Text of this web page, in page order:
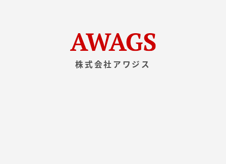
連絡や業務のご案内やご質問に対する回答として、電
子メールや資料のご送付に利用いたします。
株式会社アワジス